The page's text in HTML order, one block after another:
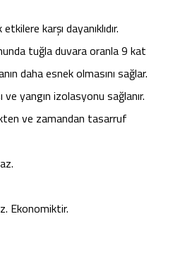
karşı dayanıklıdır.
tuğla duvara oranla 9 kat
daha esnek olmasını sağlar.
yangın izolasyonu sağlanır.
ve zamandan tasarruf
Ekonomiktir.